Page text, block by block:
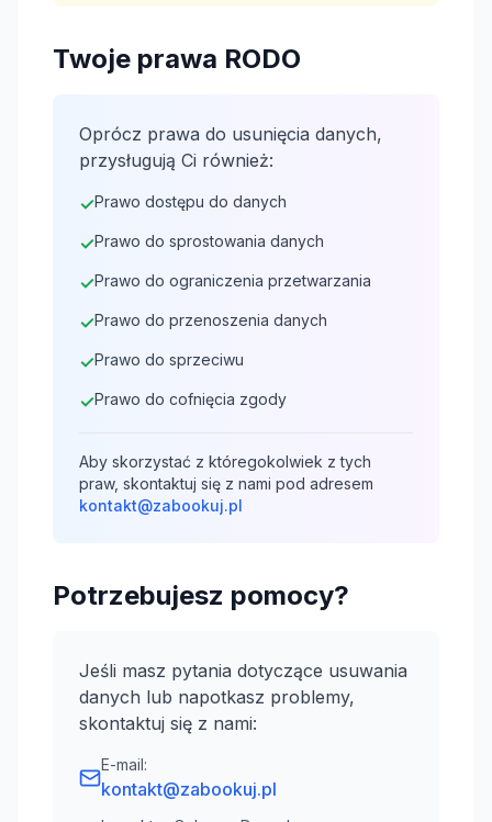
Twoje prawa RODO
Oprócz prawa do usunięcia danych,
przysługują Ci również:
✓Prawo dostępu do danych
✓Prawo do sprostowania danych
✓Prawo do ograniczenia przetwarzania
✓Prawo do przenoszenia danych
✓Prawo do sprzeciwu
✓Prawo do cofnięcia zgody
Aby skorzystać z któregokolwiek z tych
praw, skontaktuj się z nami pod adresem
kontakt@zabookuj.pl
Potrzebujesz pomocy?
Jeśli masz pytania dotyczące usuwania
danych lub napotkasz problemy,
skontaktuj się z nami:
E-mail:
kontakt@zabookuj.pl